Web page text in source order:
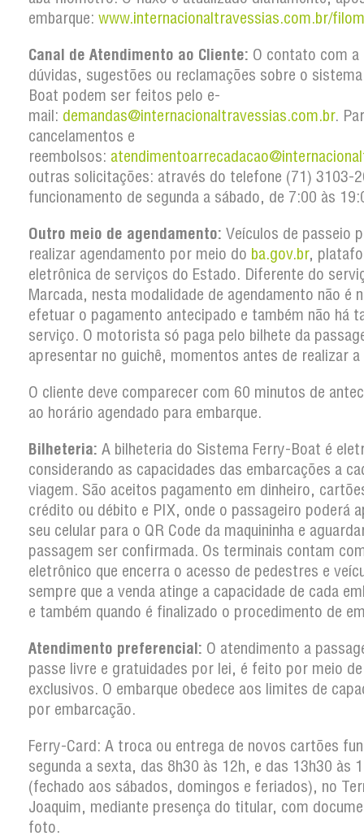
embarque: www.internacionaltravessias.com.br/
Canal de Atendimento ao Cliente: O contato com a
dúvidas, sugestões ou reclamações sobre o
Boat podem ser feitos pelo e-
mail: demandas@internacionaltravessias.com.br.
cancelamentos e
reembolsos:
outras solicitações: através do telefone (71) 3103-
funcionamento de segunda a sábado, de 7:00 às
Outro meio de agendamento: Veículos de passeio
realizar agendamento por meio do ba.gov.br,
eletrônica de serviços do Estado. Diferente do
Marcada, nesta modalidade de agendamento não é
efetuar o pagamento antecipado e também não há
serviço. O motorista só paga pelo bilhete da
apresentar no guichê, momentos antes de realizar
O cliente deve comparecer com 60 minutos de
ao horário agendado para embarque.
Bilheteria: A bilheteria do Sistema Ferry-Boat é
considerando as capacidades das embarcações a
viagem. São aceitos pagamento em dinheiro,
crédito ou débito e PIX, onde o passageiro poderá
seu celular para o QR Code da maquininha e
passagem ser confirmada. Os terminais contam
eletrônico que encerra o acesso de pedestres e
sempre que a venda atinge a capacidade de cada
e também quando é finalizado o procedimento de
Atendimento preferencial: O atendimento a
passe livre e gratuidades por lei, é feito por meio
exclusivos. O embarque obedece aos limites de
por embarcação.
Ferry-Card: A troca ou entrega de novos cartões
segunda a sexta, das 8h30 às 12h, e das 13h30 às
(fechado aos sábados, domingos e feriados), no
Joaquim, mediante presença do titular, com
foto.